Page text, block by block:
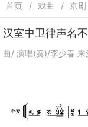
首页 戏曲 京剧
汉室中卫律声名
曲/ 演唱(奏)/李少春 来